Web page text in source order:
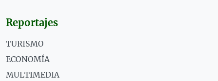
Reportajes
TURISMO
ECONOMÍA
MULTIMEDIA